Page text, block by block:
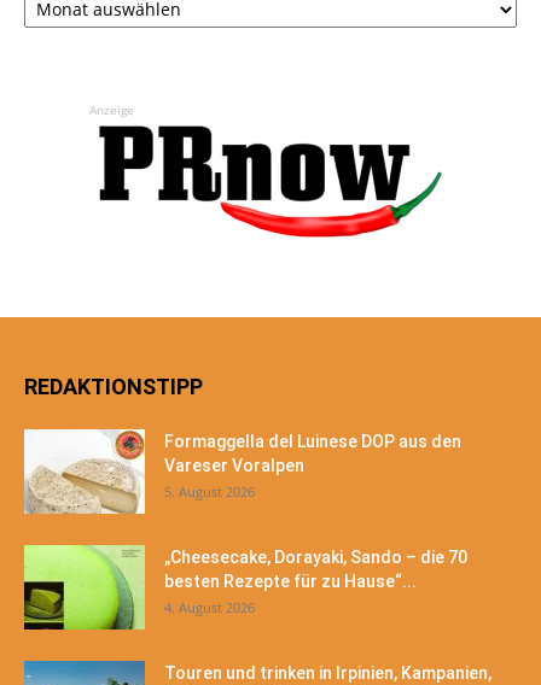
Anzeige
REDAKTIONSTIPP
Formaggella del Luinese DOP aus den
Vareser Voralpen
5. August 2026
„Cheesecake, Dorayaki, Sando – die 70
besten Rezepte für zu Hause“...
4. August 2026
Touren und trinken in Irpinien, Kampanien,